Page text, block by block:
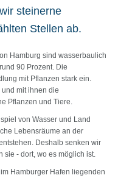
steinerne
Stellen ab.
Hamburg sind wasserbaulich
90 Prozent. Die
mit Pflanzen stark ein.
mit ihnen die
Pflanzen und Tiere.
von Wasser und Land
Lebensräume an der
Deshalb senken wir
sie - dort, wo es möglich ist.
Hamburger Hafen liegenden